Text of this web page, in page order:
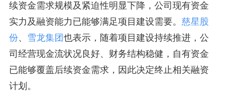
续资金需求规模及紧迫性明显下降，公司现有资金
实力及融资能力已能够满足项目建设需要。 慈星股
份、 雪龙集团也表示，随着项目建设持续推进，公
司经营现金流状况良好、财务结构稳健，自有资金
已能够覆盖后续资金需求，因此决定终止相关融资
计划。